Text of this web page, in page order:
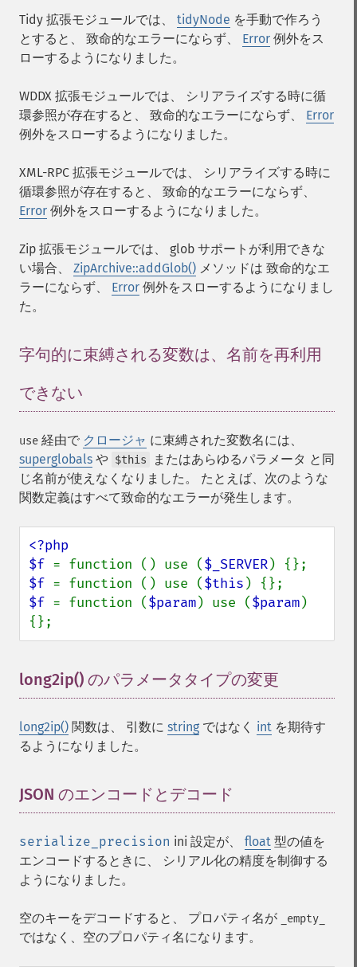
Tidy 拡張モジュールでは、 tidyNode を手動で作ろう
とすると、 致命的なエラーにならず、 Error 例外をス
ローするようになりました。
WDDX 拡張モジュールでは、 シリアライズする時に循
環参照が存在すると、 致命的なエラーにならず、 Error
例外をスローするようになりました。
XML-RPC 拡張モジュールでは、 シリアライズする時に
循環参照が存在すると、 致命的なエラーにならず、
Error 例外をスローするようになりました。
Zip 拡張モジュールでは、 glob サポートが利用できな
い場合、 ZipArchive::addGlob() メソッドは 致命的なエ
ラーにならず、 Error 例外をスローするようになりまし
た。
字句的に束縛される変数は、名前を再利用
できない
use 経由で クロージャ に束縛された変数名には、
superglobals や $this
またはあらゆるパラメータ と同
じ名前が使えなくなりました。 たとえば、次のような
関数定義はすべて致命的なエラーが発生します。
<?php
$f = function () use ($_SERVER
$f = function () use ($this
$f = function ($param) use ($param)
{};
long2ip() のパラメータタイプの変更
long2ip() 関数は、 引数に string ではなく int を期待す
るようになりました。
JSON のエンコードとデコード
serialize_precision ini 設定が、 float 型の値を
エンコードするときに、 シリアル化の精度を制御する
ようになりました。
空のキーをデコードすると、 プロパティ名が _empty_
ではなく、空のプロパティ名になります。